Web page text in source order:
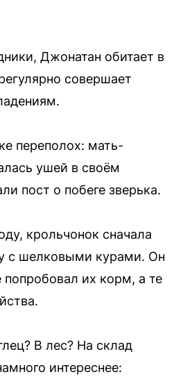
Джонатан обитает в
совершает
переполох: мать-
ушей в своём
пост о побеге зверька.
крольчонок сначала
с шелковыми курами. Он
их корм, а те
В лес? На склад
интереснее: